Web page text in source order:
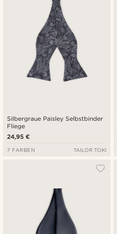
Silbergraue Paisley Selbstbinder
Fliege
24,95 €
7 FARBEN TAILOR TOKI